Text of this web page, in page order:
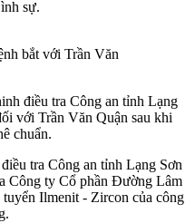
sự.
bắt với Trần Văn
điều tra Công an tỉnh Lạng
với Trần Văn Quận sau khi
chuẩn.
tra Công an tỉnh Lạng Sơn
Công ty Cổ phần Đường Lâm
Ilmenit - Zircon của công